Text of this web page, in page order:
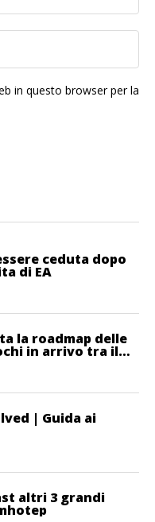
in questo browser per la
ceduta dopo
di EA
la roadmap delle
in arrivo tra il
| Guida ai
altri 3 grandi